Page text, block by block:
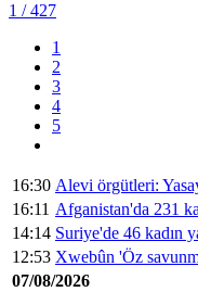
1 / 427
1
2
3
4
5
16:30 Alevi örgütleri:
16:11 Afganistan'da 231
14:14 Suriye'de 46 kadın
12:53 Xwebûn 'Öz
07/08/2026